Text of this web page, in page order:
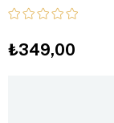
₺349,00